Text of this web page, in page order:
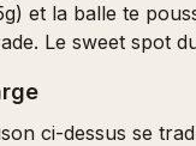
et la balle te
Le sweet spot
ci-dessus se